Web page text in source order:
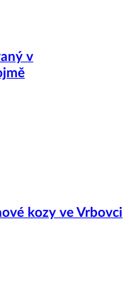
v
kozy ve Vrbovci